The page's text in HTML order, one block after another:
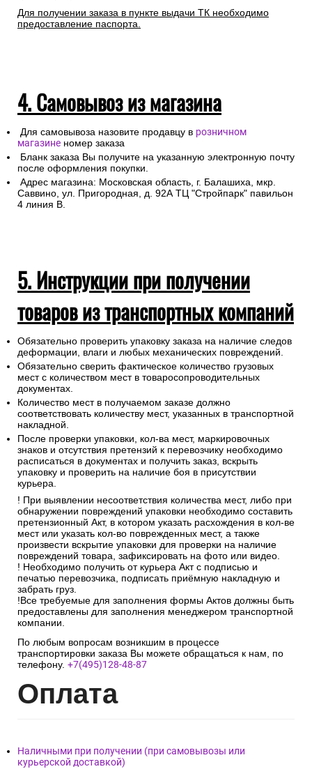
Для получении заказа в пункте выдачи ТК необходимо
предоставление паспорта.
4. Самовывоз из магазина
Для самовывоза назовите продавцу в розничном
магазине номер заказа
Бланк заказа Вы получите на указанную электронную почту
после оформления покупки.
Адрес магазина: Московская область, г. Балашиха, мкр.
Саввино, ул. Пригородная, д. 92А ТЦ "Стройпарк" павильон
4 линия В.
5. Инструкции при получении
товаров из транспортных компаний
Обязательно проверить упаковку заказа на наличие следов
деформации, влаги и любых механических повреждений.
Обязательно сверить фактическое количество грузовых
мест с количеством мест в товаросопроводительных
документах.
Количество мест в получаемом заказе должно
соответствовать количеству мест, указанных в транспортной
накладной.
После проверки упаковки, кол-ва мест, маркировочных
знаков и отсутствия претензий к перевозчику необходимо
расписаться в документах и получить заказ, вскрыть
упаковку и проверить на наличие боя в присутствии
курьера.
! При выявлении несоответствия количества мест, либо при
обнаружении повреждений упаковки необходимо составить
претензионный Акт, в котором указать расхождения в кол-ве
мест или указать кол-во поврежденных мест, а также
произвести вскрытие упаковки для проверки на наличие
повреждений товара, зафиксировать на фото или видео.
! Необходимо получить от курьера Акт с подписью и
печатью перевозчика, подписать приёмную накладную и
забрать груз.
!Все требуемые для заполнения формы Актов должны быть
предоставлены для заполнения менеджером транспортной
компании.
По любым вопросам возникшим в процессе
транспортировки заказа Вы можете обращаться к нам, по
телефону. +7(495)128-48-87
Оплата
Наличными при получении (при самовывозы или
курьерской доставкой)